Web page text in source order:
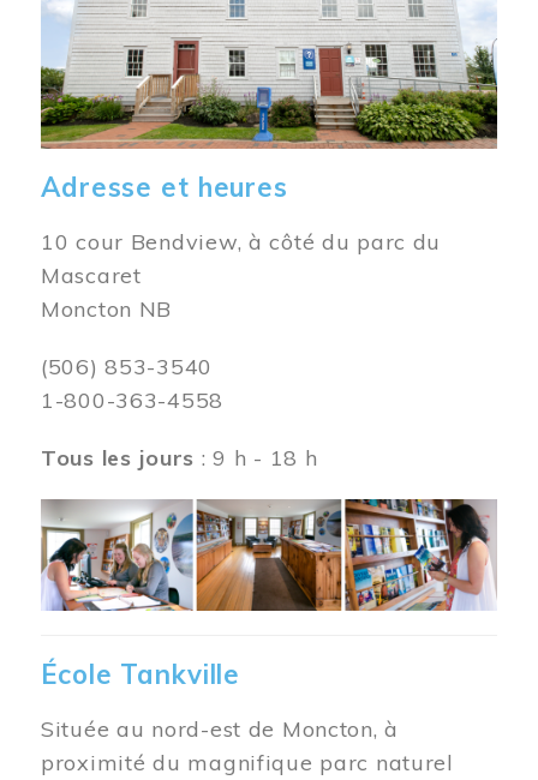
Adresse et heures
10 cour Bendview, à côté du parc du
Mascaret
Moncton NB
(506) 853-3540
1-800-363-4558
Tous les jours : 9 h - 18 h
Image
École Tankville
Située au nord-est de Moncton, à
proximité du magnifique parc naturel